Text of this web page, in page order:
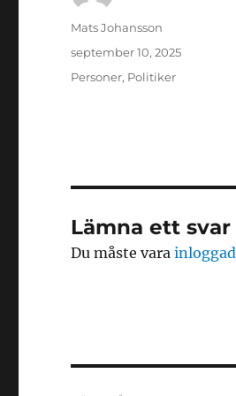
Författare
Mats Johansson
Publicerat
september 10, 2025
Kategorier
Personer, Politiker
Lämna ett svar
Du måste varainloggad